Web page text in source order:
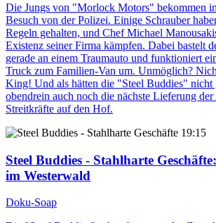
Die Jungs von "Morlock Motors" bekommen
Besuch von der Polizei. Einige Schrauber
Regeln gehalten, und Chef Michael
Existenz seiner Firma kämpfen. Dabei bastelt
gerade an einem Traumauto und funktioniert
Truck zum Familien-Van um. Unmöglich?
King! Und als hätten die "Steel Buddies" nicht
obendrein auch noch die nächste Lieferung der
Streitkräfte auf den Hof.
19:15
Steel Buddies - Stahlharte Geschäfte
im Westerwald
Doku-Soap